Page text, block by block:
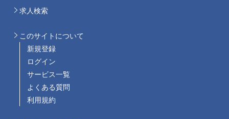
求人検索
このサイトについて
新規登録
ログイン
サービス一覧
よくある質問
利用規約